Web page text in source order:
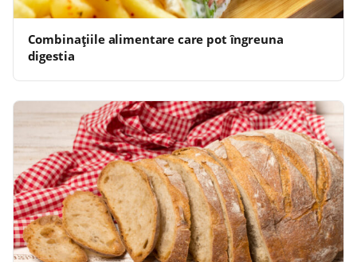
Combinațiile alimentare care pot îngreuna
digestia